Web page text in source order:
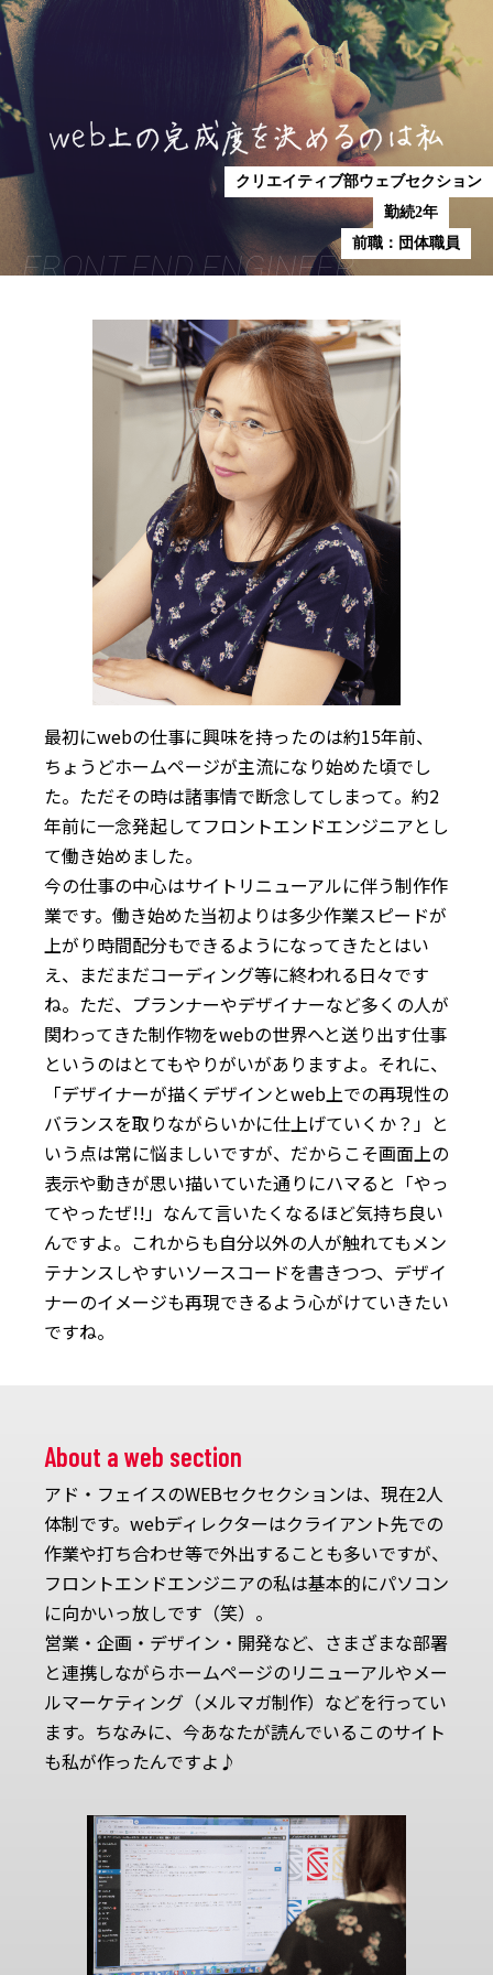
FRONT END ENGINEER
クリエイティブ部ウェブセクション
勤続2年
前職：団体職員
最初にwebの仕事に興味を持ったのは約15年前、
ちょうどホームページが主流になり始めた頃でし
た。ただその時は諸事情で断念してしまって。約2
年前に一念発起してフロントエンドエンジニアとし
て働き始めました。
今の仕事の中心はサイトリニューアルに伴う制作作
業です。働き始めた当初よりは多少作業スピードが
上がり時間配分もできるようになってきたとはい
え、まだまだコーディング等に終われる日々です
ね。ただ、プランナーやデザイナーなど多くの人が
関わってきた制作物をwebの世界へと送り出す仕事
というのはとてもやりがいがありますよ。それに、
「デザイナーが描くデザインとweb上での再現性の
バランスを取りながらいかに仕上げていくか？」と
いう点は常に悩ましいですが、だからこそ画面上の
表示や動きが思い描いていた通りにハマると「やっ
てやったぜ!!」なんて言いたくなるほど気持ち良い
んですよ。これからも自分以外の人が触れてもメン
テナンスしやすいソースコードを書きつつ、デザイ
ナーのイメージも再現できるよう心がけていきたい
ですね。
About a web section
アド・フェイスのWEBセクセクションは、現在2人
体制です。webディレクターはクライアント先での
作業や打ち合わせ等で外出することも多いですが、
フロントエンドエンジニアの私は基本的にパソコン
に向かいっ放しです（笑）。
営業・企画・デザイン・開発など、さまざまな部署
と連携しながらホームページのリニューアルやメー
ルマーケティング（メルマガ制作）などを行ってい
ます。ちなみに、今あなたが読んでいるこのサイト
も私が作ったんですよ♪